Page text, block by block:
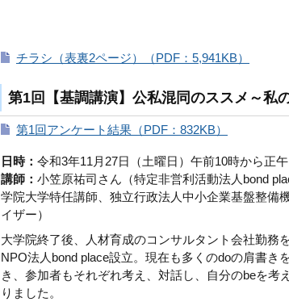
チラシ（表裏2ページ）（PDF：5,941KB）
第1回【基調講演】公私混同のススメ～私
第1回アンケート結果（PDF：832KB）
日時： 令和3年11月27日（土曜日）午前10時から正午
講師： 小笠原祐司さん（特定非営利活動法人bond
学院大学特任講師、独立行政法人中小企業基盤整備
イザー）
大学院終了後、人材育成のコンサルタント会社勤務
NPO法人bond place設立。現在も多くのdoの肩書き
き、参加者もそれぞれ考え、対話し、自分のbeを考
りました。